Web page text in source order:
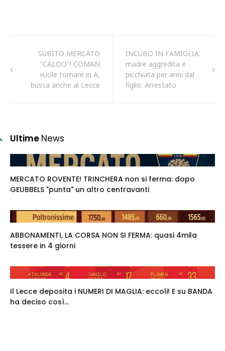
SUBITO MERCATO
"CALDO"! COMAN
vuole tornare in A,
bussa anche al Lecce
INCUBO IN FAMIGLIA:
madre aggredita e
picchiata per anni dal
figlio. Arrestato
Ultime News
MERCATO ROVENTE! TRINCHERA non si ferma: dopo
GEUBBELS "punta" un altro centravanti
ABBONAMENTI, LA CORSA NON SI FERMA: quasi 4mila
tessere in 4 giorni
Il Lecce deposita i NUMERI DI MAGLIA: eccoli! E su BANDA
ha deciso così...